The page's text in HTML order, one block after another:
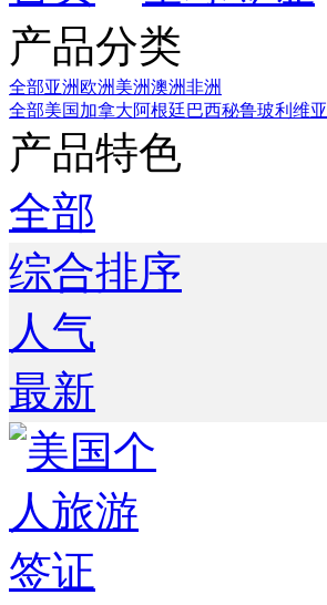
产品分类
全部亚洲 欧洲 美洲澳洲非洲
全部美国加拿大阿根廷巴西秘鲁玻利维亚
产品特色
全部
综合排序
人气
最新